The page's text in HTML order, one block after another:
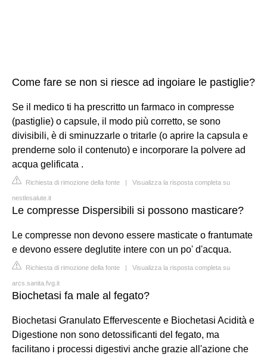
Come fare se non si riesce ad ingoiare le pastiglie?
Se il medico ti ha prescritto un farmaco in compresse
(pastiglie) o capsule, il modo più corretto, se sono
divisibili, è di sminuzzarle o tritarle (o aprire la capsula e
prenderne solo il contenuto) e incorporare la polvere ad
acqua gelificata .
Richiesta di rimozione della fonte | Visualizza la risposta completa su
nestlesalute.it
Le compresse Dispersibili si possono masticare?
Le compresse non devono essere masticate o frantumate
e devono essere deglutite intere con un po' d'acqua.
Richiesta di rimozione della fonte | Visualizza la risposta completa su
arcs.sanita.fvg.it
Biochetasi fa male al fegato?
Biochetasi Granulato Effervescente e Biochetasi Acidità e
Digestione non sono detossificanti del fegato, ma
facilitano i processi digestivi anche grazie all'azione che